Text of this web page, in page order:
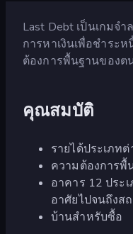
Last Debt เป็นเกมจ
การหาเงินเพื่อชำระ
ต้องการพื้นฐานของต
คุณสมบัติ
รายได้ประเภทต่
ความต้องการพื้
อาคาร 12 ประ
อาศัยไปจนถึงส
บ้านสำหรับซื้อ